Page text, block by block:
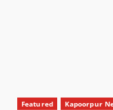
Featured Kapoorpur